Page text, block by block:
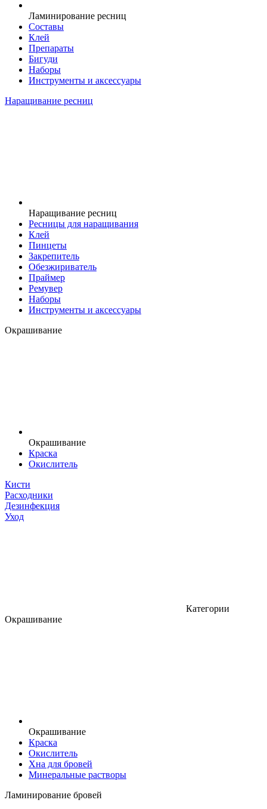
Ламинирование ресниц
Составы
Клей
Препараты
Бигуди
Наборы
Инструменты и аксессуары
Наращивание ресниц
Наращивание ресниц
Ресницы для наращивания
Клей
Пинцеты
Закрепитель
Обезжириватель
Праймер
Ремувер
Наборы
Инструменты и аксессуары
Окрашивание
Окрашивание
Краска
Окислитель
Кисти
Расходники
Дезинфекция
Уход
Категории
Окрашивание
Окрашивание
Краска
Окислитель
Хна для бровей
Минеральные растворы
Ламинирование бровей